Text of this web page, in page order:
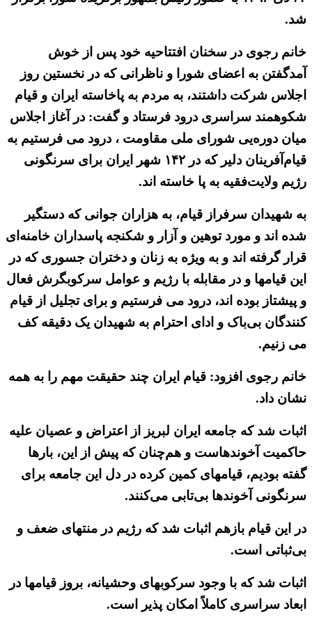
شد.
خانم رجوی در سخنان افتتاحیه خود پس از خوش
آمدگفتن به اعضای شورا و ناظرانی كه در نخستین روز
اجلاس شركت داشتند، به مردم به پاخاسته ایران و قیام
شکوهمند سراسری درود فرستاد و گفت: در آغاز اجلاس
میان دوره‌یی شورای ملی مقاومت ، درود می فرستیم به
قیام‌آفرینان دلیر که در ۱۴۲ شهر ایران برای سرنگونی
رژیم ولایت‌فقیه به پا خاسته اند.
به‌‌ شهیدان سرفراز قیام، به‌ هزاران جوانی که دستگیر
شده اند و مورد توهین و آزار و شکنجه پاسداران خامنه‌ای
قرار گرفته اند و به ویژه به زنان و دختران جسوری که در
این قیامها و در مقابله با رژیم و عوامل سرکوبگرش فعال
و پیشتاز بوده اند، درود می فرستیم و برای تجلیل از قیام
کنندگان بی‌باک و ادای احترام به‌ شهیدان یک دقیقه کف
می زنیم.
خانم رجوی افزود: قیام ایران چند حقیقت مهم را به ‌همه
نشان داد.
اثبات شد که جامعه ایران لبریز از اعتراض و عصیان علیه
حاکمیت آخوندهاست و هم‌چنان که پیش از این، بارها
گفته‌ بودیم، قیامهای کمین کرده در دل این جامعه برای
سرنگونی آخوندها بی‌تابی‌ می‌کنند.
در این قیام بازهم اثبات شد که رژیم در منتهای ضعف و
بی‌ثباتی است.
اثبات شد که با وجود سرکوبهای وحشیانه، بروز قیامها در
ابعاد سراسری کاملاً امکان پذیر است.